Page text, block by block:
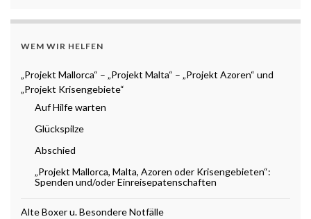
WEM WIR HELFEN
„Projekt Mallorca“ – „Projekt Malta“ – „Projekt Azoren“ und
„Projekt Krisengebiete“
Auf Hilfe warten
Glückspilze
Abschied
„Projekt Mallorca, Malta, Azoren oder Krisengebieten“:
Spenden und/oder Einreisepatenschaften
Alte Boxer u. Besondere Notfälle